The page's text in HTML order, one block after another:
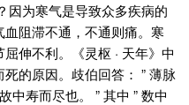
因为寒气是导致众多疾病的
阻滞不通，不通则痛。寒
伸不利。《灵枢 · 天年》中
的原因。歧伯回答： ” 薄脉
寿而尽也。 ” 其中 ” 数中